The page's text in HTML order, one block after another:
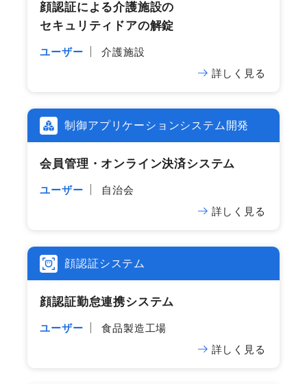
顔認証に​よる​介護施設の​
セキュリティドアの​解錠
ユーザー
介護施設
詳しく見る
制御アプリケーションシステム開発
会員管理・オンライン決済システム
ユーザー
自治会
詳しく見る
顔認証システム
顔認証勤怠連携システム
ユーザー
食品製造工場
詳しく見る